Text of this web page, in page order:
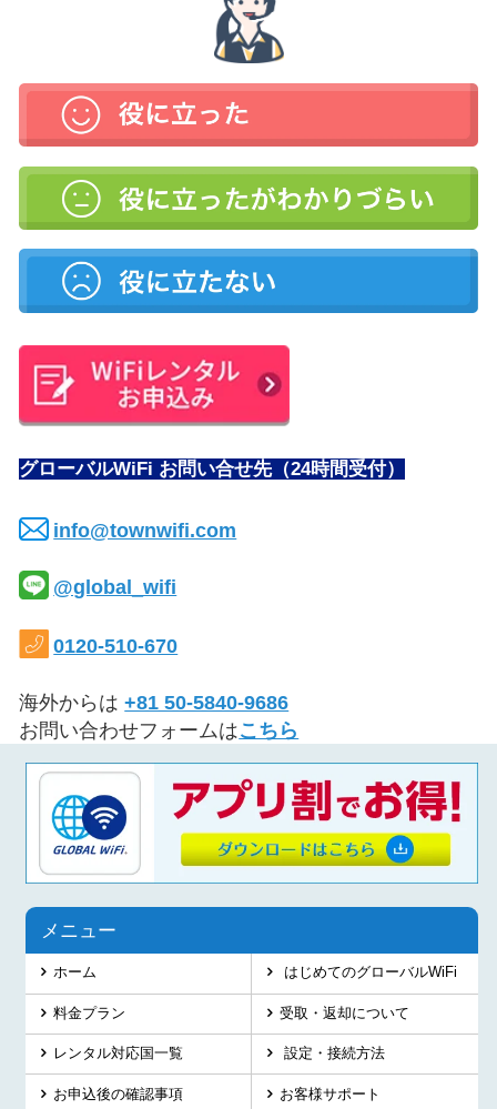
グローバルWiFi お問い合せ先（24時間受付）
info@townwifi.com
@global_wifi
0120-510-670
海外からは+81 50-5840-9686
お問い合わせフォームはこちら
メニュー
ホーム
料金プラン
レンタル対応国一覧
お申込後の確認事項
はじめてのグローバルWiFi
受取・返却について
設定・接続方法
お客様サポート